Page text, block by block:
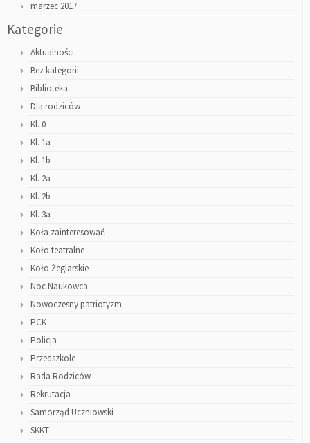
marzec 2017
Kategorie
Aktualności
Bez kategorii
Biblioteka
Dla rodziców
Kl. 0
Kl. 1a
Kl. 1b
Kl. 2a
Kl. 2b
Kl. 3a
Koła zainteresowań
Koło teatralne
Koło Żeglarskie
Noc Naukowca
Nowoczesny patriotyzm
PCK
Policja
Przedszkole
Rada Rodziców
Rekrutacja
Samorząd Uczniowski
SKKT